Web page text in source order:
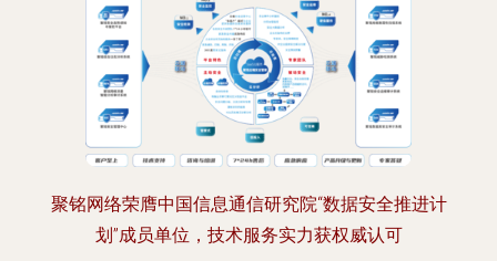
聚铭网络荣膺中国信息通信研究院“数据安全推进计
划”成员单位，技术服务实力获权威认可